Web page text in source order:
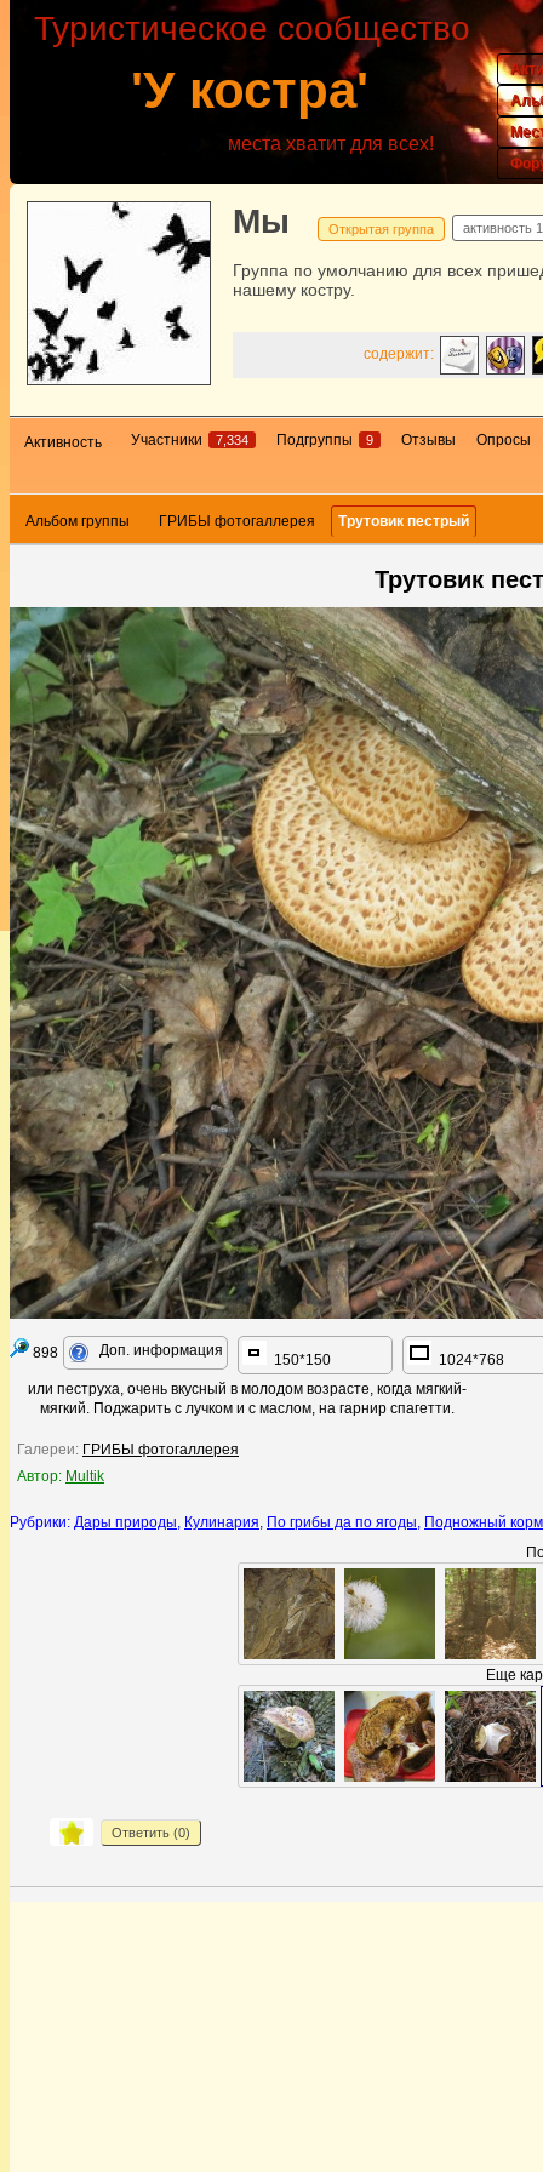
'У костра'
Туристическое сообщество
места хватит для всех!
Мы Открытая группа активность
Группа по умолчанию для всех
нашему костру.
содержит:
Активность Участники 7,334 Подгруппы 9 Отзывы Опросы
Альбом группы ГРИБЫ фотогаллерея Трутовик пестрый
Трутовик
898 Доп. информация
150*150
1024*768
или пеструха, очень вкусный в молодом возрасте, когда мягкий-
мягкий. Поджарить с лучком и с маслом, на гарнир спагетти.
Галереи: ГРИБЫ фотогаллерея
Автор: Multik
Рубрики: Дары природы, Кулинария, По грибы да по ягоды, Подножный корм
Еще
Ответить (0)